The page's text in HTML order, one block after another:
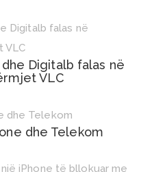
Digitalb falas në
VLC
dhe Telekom